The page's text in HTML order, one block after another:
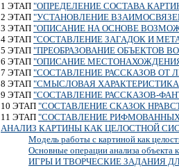
1 ЭТАП "ОПРЕДЕЛЕНИЕ СОСТАВА
2 ЭТАП "УСТАНОВЛЕНИЕ
3 ЭТАП "ОПИСАНИЕ НА ОСНОВЕ
4 ЭТАП "СОСТАВЛЕНИЕ ЗАГАДОК И
5 ЭТАП "ПРЕОБРАЗОВАНИЕ ОБЪЕКТОВ
6 ЭТАП "ОПИСАНИЕ
7 ЭТАП "СОСТАВЛЕНИЕ РАССКАЗОВ ОТ
8 ЭТАП "СМЫСЛОВАЯ
9 ЭТАП "СОСТАВЛЕНИЕ РАССКАЗОВ-
10 ЭТАП "СОСТАВЛЕНИЕ СКАЗОК
11 ЭТАП "СОСТАВЛЕНИЕ
АНАЛИЗ КАРТИНЫ КАК ЦЕЛОСТНОЙ
Модель работы с картиной как
Основные операции анализа объекта
ИГРЫ И ТВОРЧЕСКИЕ ЗАДАНИЯ